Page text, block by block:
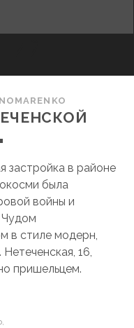
застройка в районе
была
войны и
Чудом
в стиле модерн,
16,
пришельцем.